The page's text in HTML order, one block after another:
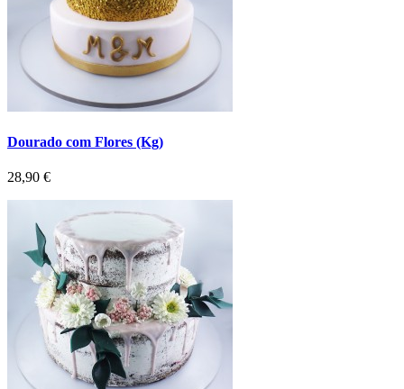
Dourado com Flores (Kg)
Preço
28,90 €